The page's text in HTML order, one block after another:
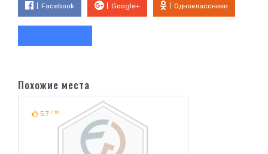
Facebook Google+ Одноклассники
Похожие места
5.7 / 10